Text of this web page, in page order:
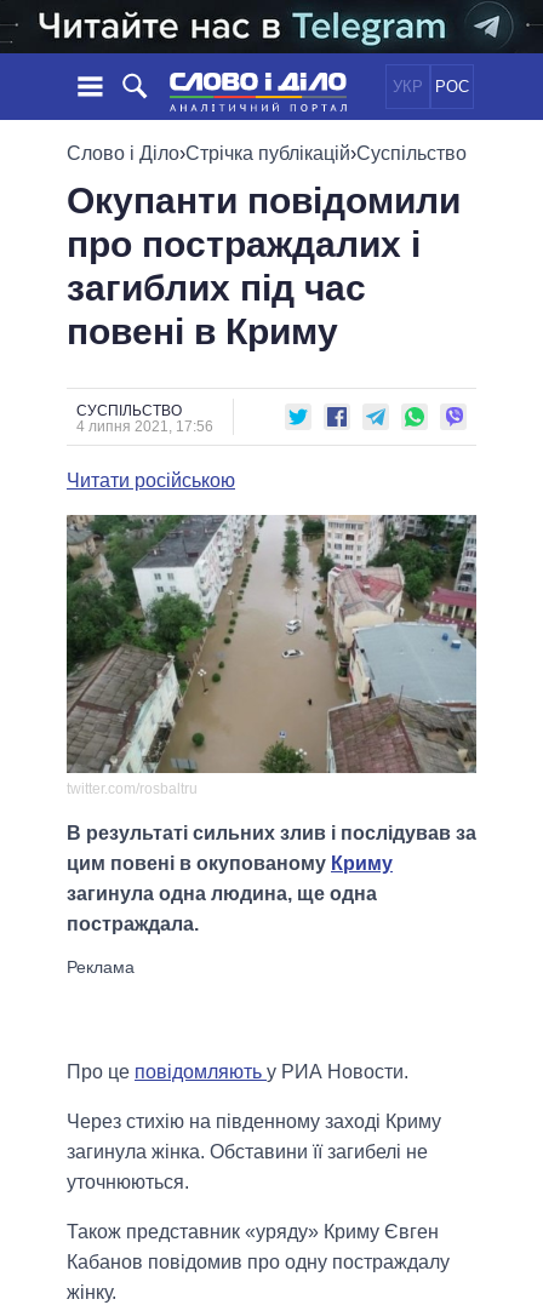
УКР РОС
НОВИНИ
СТРІЧКА
ПОДІЇ
СТАТТІ
ОГЛЯДИ
ДАЙДЖЕСТИ
ПОЛІТИКА
ЕКОНОМІКА
СУСПІЛЬСТВО
СВІТ
ОБIЦЯНКИ
ПОЛIТИКИ
УСІ ПОЛІТИКИ
ПРЕЗИДЕНТ І ОФІС
ВЕРХОВНА РАДА
КАБІНЕТ МІНІСТРІВ
МЕРИ МІСТ
ВСІ ПЕРСОНИ
ІНФОГРАФІКА
ПІДТРИМАТИ
ПОРІВНЯННЯ ПОЛІТИКІВ
Слово і Діло›Стрічка публікацій›Суспільство
Окупанти повідомили
про постраждалих і
загиблих під час
повені в Криму
СУСПІЛЬСТВО
4 липня 2021, 17:56
Читати російською
twitter.com/rosbaltru
В результаті сильних злив і послідував за
цим повені в окупованому Криму
загинула одна людина, ще одна
постраждала.
Про це повідомляють у РИА Новости.
Через стихію на південному заході Криму
загинула жінка. Обставини її загибелі не
уточнюються.
Також представник «уряду» Криму Євген
Кабанов повідомив про одну постраждалу
жінку.